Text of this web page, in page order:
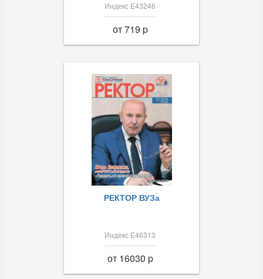
Индекс Е43246
от 719 p
РЕКТОР ВУЗа
Индекс Е46313
от 16030 p